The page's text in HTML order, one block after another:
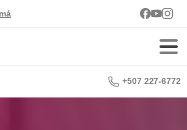
+507 227-6772